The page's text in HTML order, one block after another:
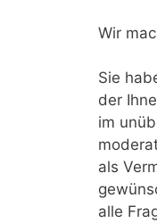
Wir
Sie
der
im
als
alle